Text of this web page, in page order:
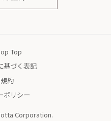
Top
基づく表記
約
ポリシー
Corporation.